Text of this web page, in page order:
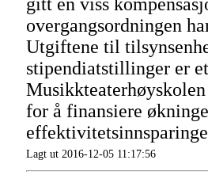
overgangsordningen
Utgiftene til
stipendiatstillinger er
for å finansiere
Lagt ut 2016-12-05 11:17:56